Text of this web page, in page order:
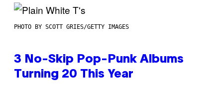
PHOTO BY SCOTT GRIES/GETTY IMAGES
3 No-Skip Pop-Punk Albums
Turning 20 This Year